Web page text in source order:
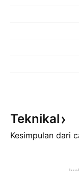
Teknikal
Kesimpulan dari